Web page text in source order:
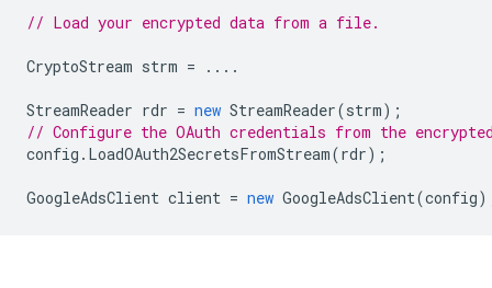
// Load your encrypted data from a file.
CryptoStream strm = ....
StreamReader rdr = new StreamReader(strm);
// Configure the OAuth credentials from the
config . LoadOAuth2SecretsFromStream(rdr);
GoogleAdsClient client = new GoogleAdsClient(config